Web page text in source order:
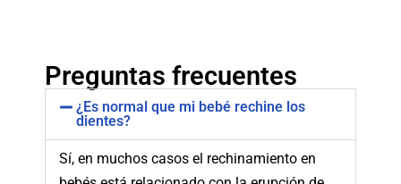
Preguntas frecuentes
¿Es normal que mi bebé rechine los
dientes?
Sí, en muchos casos el rechinamiento en